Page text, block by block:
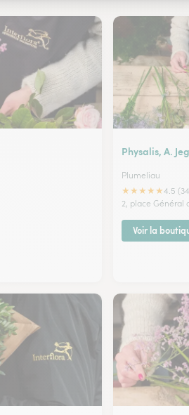
Physalis, A.
Plumeliau
★★★★★4.5
2, place Général
Voir la